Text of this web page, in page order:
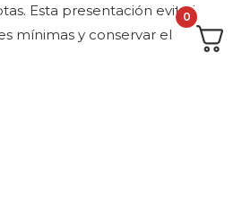
Esta presentación evita la
mínimas y conservar el
0